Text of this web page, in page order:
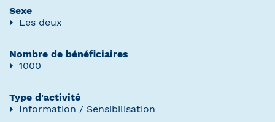
Sexe
Les deux
Nombre de bénéficiaires
1000
Type d'activité
Information / Sensibilisation